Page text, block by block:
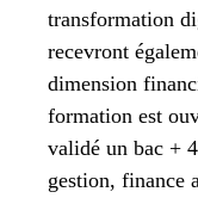
transformation
recevront
dimension
formation est
validé un bac +
gestion, finance